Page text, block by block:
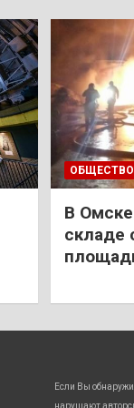
ОБЩЕСТВО
В
складе
Если Вы
нарушают